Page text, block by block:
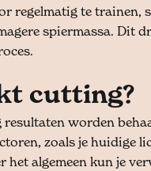
regelmatig te trainen,
spiermassa. Dit
cutting?
resultaten worden
zoals je huidige
algemeen kun je